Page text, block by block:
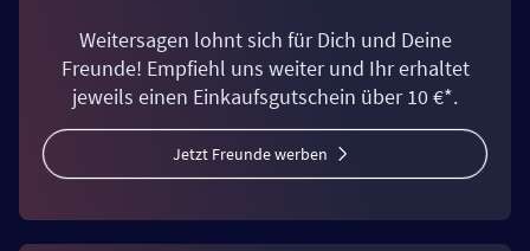
Weitersagen lohnt sich für Dich und Deine
Freunde! Empfiehl uns weiter und Ihr erhaltet
jeweils einen Einkaufsgutschein über 10 €*.
Jetzt Freunde werben